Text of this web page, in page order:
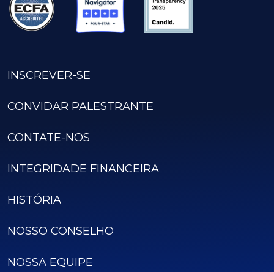
INSCREVER-SE
CONVIDAR PALESTRANTE
CONTATE-NOS
INTEGRIDADE FINANCEIRA
HISTÓRIA
NOSSO CONSELHO
NOSSA EQUIPE